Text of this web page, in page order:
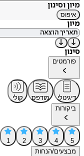
מיון וסינון
איפוס
מיון
סינון
פורמטים
דיגיטלי מודפס
קולי
ביקורות
5
4
3
2
1
מבצעים/הנחות